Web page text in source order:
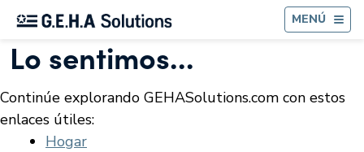
MENÚ
Lo sentimos...
Continúe explorando GEHASolutions.com con estos
enlaces útiles:
Hogar